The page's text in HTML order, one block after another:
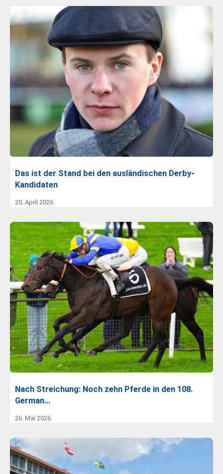
Das ist der Stand bei den ausländischen Derby-
Kandidaten
20. April 2026
Nach Streichung: Noch zehn Pferde in den 108.
German…
26. Mai 2026